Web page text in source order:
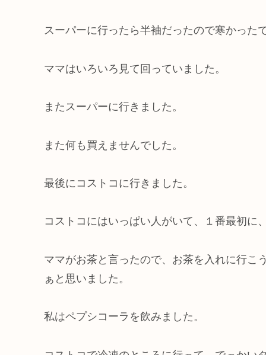
スーパーに行ったら半袖だったので寒かった
ママはいろいろ見て回っていました。
またスーパーに行きました。
また何も買えませんでした。
最後にコストコに行きました。
コストコにはいっぱい人がいて、１番最初に
ママがお茶と言ったので、お茶を入れに行こ
ぁと思いました。
私はペプシコーラを飲みました。